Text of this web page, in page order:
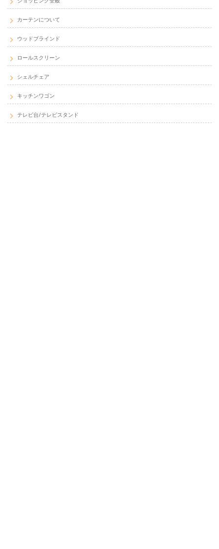
カーテンについて
ウッドブラインド
ロールスクリーン
シェルチェア
キッチンワゴン
テレビ台/テレビスタンド